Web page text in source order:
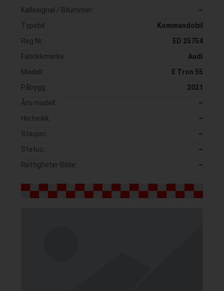
Kallesignal / Bilummer:
–
Typebil:
Kommandobil
Reg Nr:
ED 25754
Fabrikkmerke:
Audi
Modell:
E Tron 55
Påbygg:
2021
Års modell:
–
Historikk:
–
Stasjon:
–
Status:
–
Rettigheter Bilde:
–